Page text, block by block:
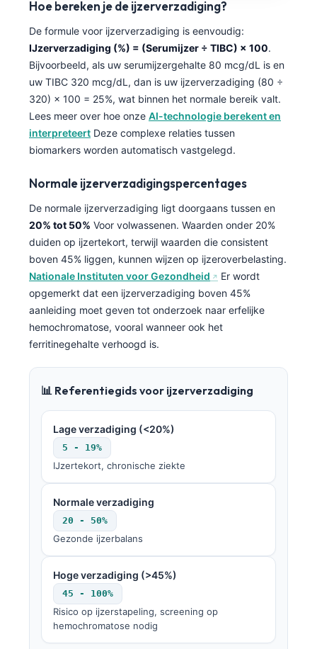
Hoe bereken je de ijzerverzadiging?
De formule voor ijzerverzadiging is eenvoudig:
IJzerverzadiging (%) = (Serumijzer ÷ TIBC) × 100.
Bijvoorbeeld, als uw serumijzergehalte 80 mcg/dL is en
uw TIBC 320 mcg/dL, dan is uw ijzerverzadiging (80 ÷
320) × 100 = 25%, wat binnen het normale bereik valt.
Lees meer over hoe onze AI-technologie berekent en
interpreteert Deze complexe relaties tussen
biomarkers worden automatisch vastgelegd.
Normale ijzerverzadigingspercentages
De normale ijzerverzadiging ligt doorgaans tussen en
20% tot 50% Voor volwassenen. Waarden onder 20%
duiden op ijzertekort, terwijl waarden die consistent
boven 45% liggen, kunnen wijzen op ijzeroverbelasting.
Nationale Instituten voor Gezondheid
Er wordt
opgemerkt dat een ijzerverzadiging boven 45%
aanleiding moet geven tot onderzoek naar erfelijke
hemochromatose, vooral wanneer ook het
ferritinegehalte verhoogd is.
📊 Referentiegids voor ijzerverzadiging
Lage verzadiging (<20%)
5 - 19%
IJzertekort, chronische ziekte
Normale verzadiging
20 - 50%
Gezonde ijzerbalans
Hoge verzadiging (>45%)
45 - 100%
Risico op ijzerstapeling, screening op
hemochromatose nodig